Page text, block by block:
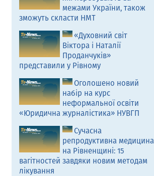
межами України, також
зможуть скласти НМТ
«Духовний світ
Віктора і Наталії
Проданчуків»
представили у Рівному
Оголошено новий
набір на курс
неформальної освіти
«Юридична журналістика» НУВГП
Сучасна
репродуктивна медицина
на Рівненщині: 15
вагітностей завдяки новим методам
лікування